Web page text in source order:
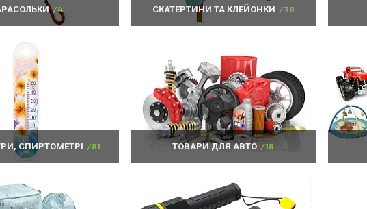
4 СКАТЕРТИНИ ТА КЛЕЙОНКИ 38
СПИРТОМЕТРІ 81 ТОВАРИ ДЛЯ АВТО 18